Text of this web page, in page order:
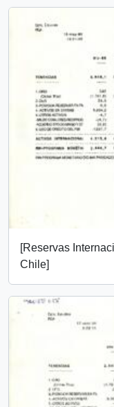
[Reservas
Chile]